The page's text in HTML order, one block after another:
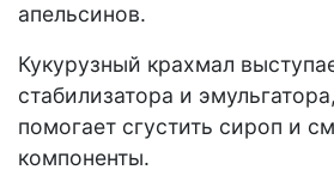
апельсинов.
Кукурузный крахмал
стабилизатора и
помогает сгустить сироп и
компоненты.